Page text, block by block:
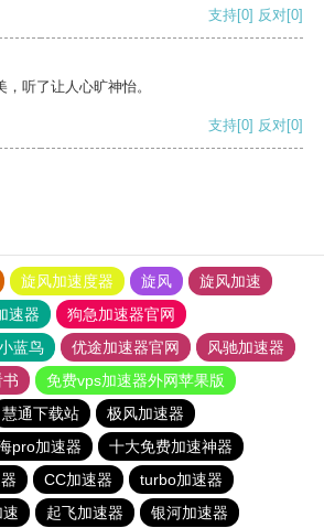
支持[0] 反对[0]
听了让人心旷神怡。
支持[0] 反对[0]
旋风加速度器 旋风
旋风加速
速器
狗急加速器官网
蓝鸟 优途加速器官网
风驰加速器
书
免费vps加速器外网苹果版
慧通下载站
极风加速器
pro加速器
十大免费加速神器
CC加速器
turbo加速器
起飞加速器 银河加速器